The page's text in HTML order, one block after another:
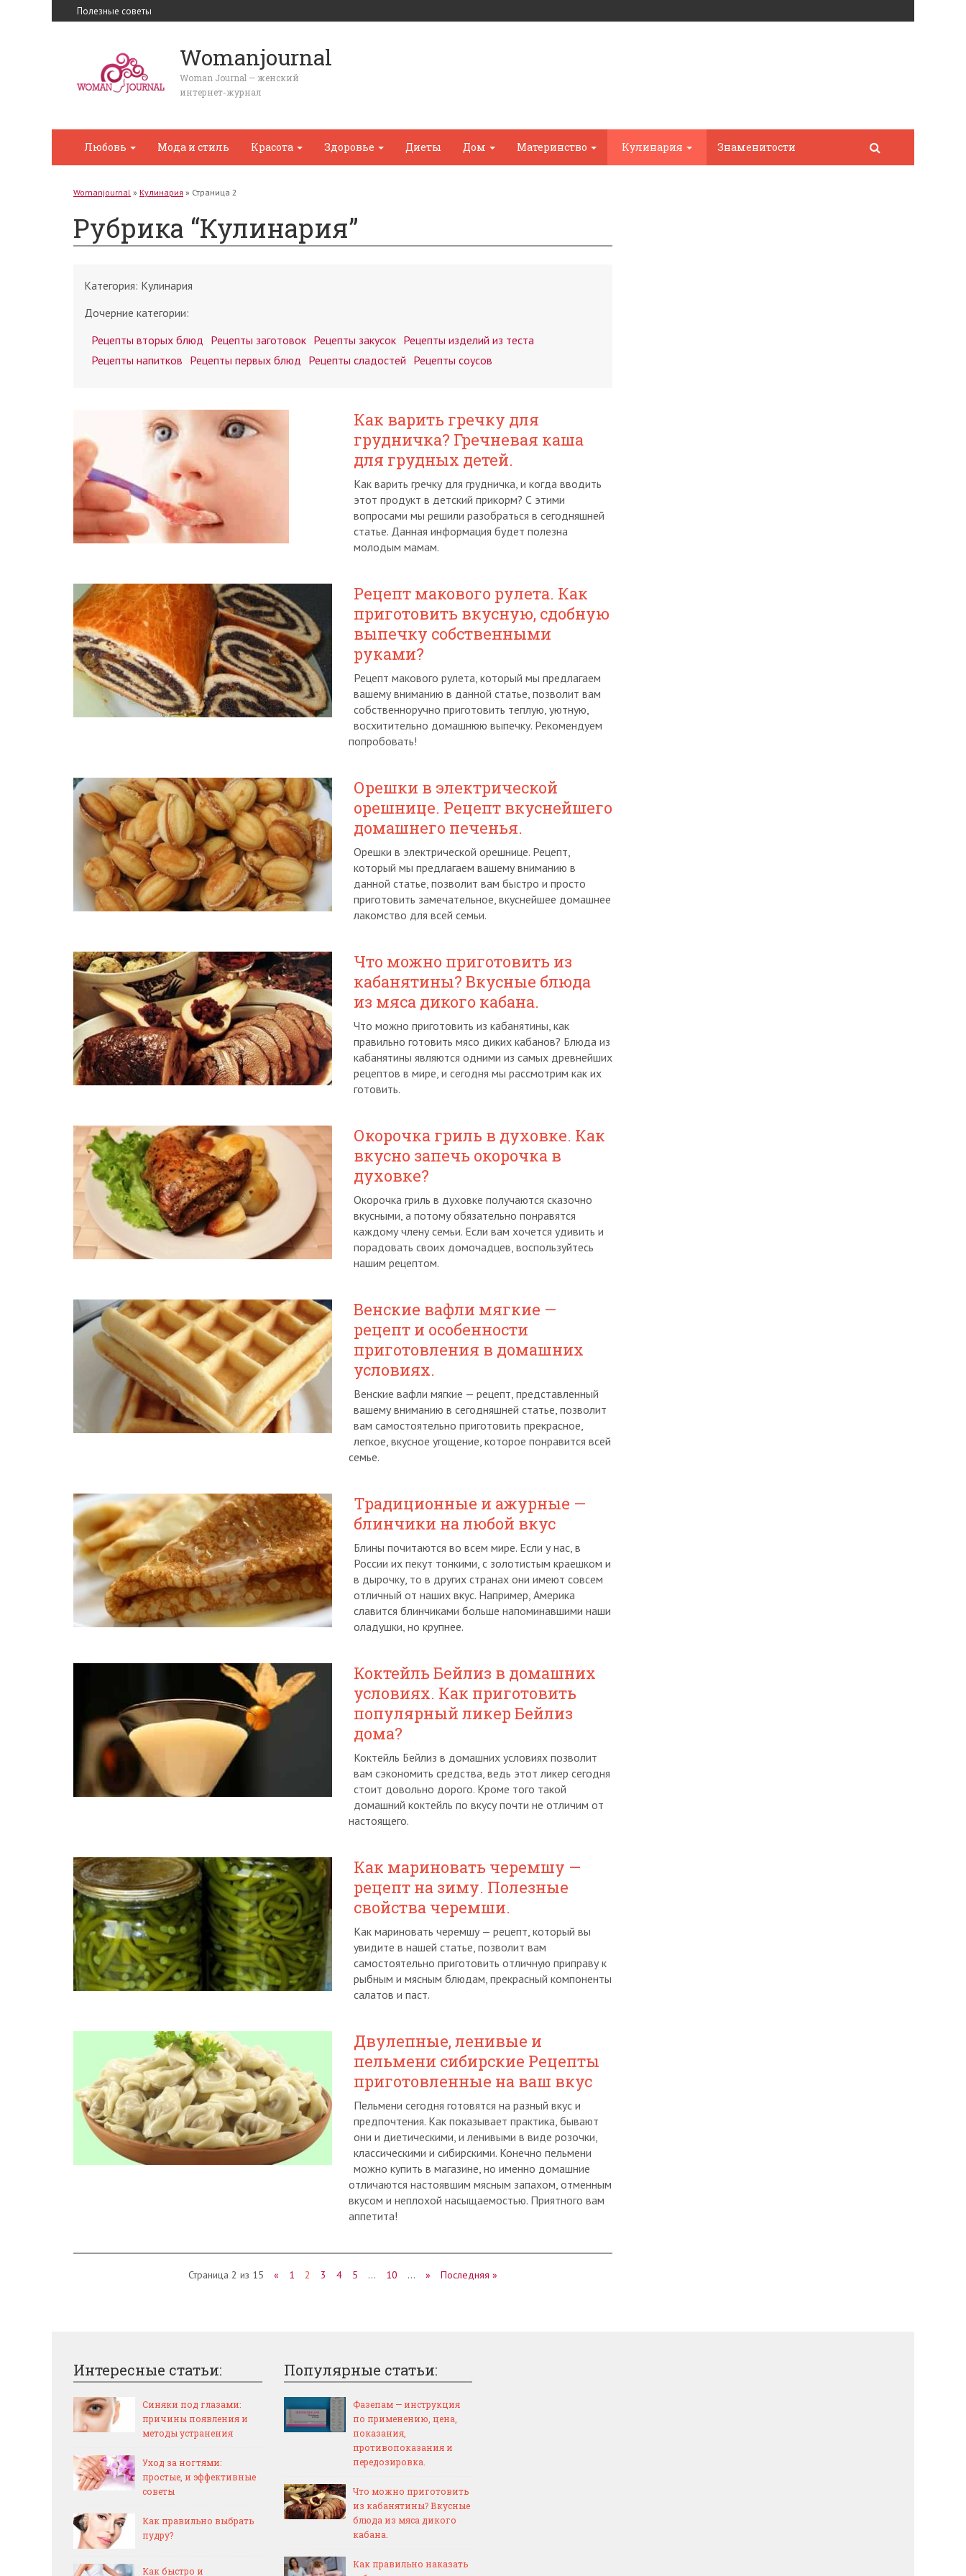
Полезные советы
Womanjournal
Woman Journal — женский
интернет-журнал
Любовь Мода и стиль Красота Здоровье Диеты Дом Материнство Кулинария Знаменитости
Womanjournal » Кулинария » Страница 2
Рубрика “Кулинария”
Категория: Кулинария
Дочерние категории:
Рецепты вторых блюд Рецепты заготовок Рецепты закусок Рецепты изделий из теста
Рецепты напитков Рецепты первых блюд Рецепты сладостей Рецепты соусов
Как варить гречку для
грудничка? Гречневая каша
для грудных детей.
Как варить гречку для грудничка, и когда вводить
этот продукт в детский прикорм? С этими
вопросами мы решили разобраться в сегодняшней
статье. Данная информация будет полезна
молодым мамам.
Рецепт макового рулета. Как
приготовить вкусную, сдобную
выпечку собственными
руками?
Рецепт макового рулета, который мы предлагаем
вашему вниманию в данной статье, позволит вам
собственноручно приготовить теплую, уютную,
восхитительно домашнюю выпечку. Рекомендуем
попробовать!
Орешки в электрической
орешнице. Рецепт вкуснейшего
домашнего печенья.
Орешки в электрической орешнице. Рецепт,
который мы предлагаем вашему вниманию в
данной статье, позволит вам быстро и просто
приготовить замечательное, вкуснейшее домашнее
лакомство для всей семьи.
Что можно приготовить из
кабанятины? Вкусные блюда
из мяса дикого кабана.
Что можно приготовить из кабанятины, как
правильно готовить мясо диких кабанов? Блюда из
кабанятины являются одними из самых древнейших
рецептов в мире, и сегодня мы рассмотрим как их
готовить.
Окорочка гриль в духовке. Как
вкусно запечь окорочка в
духовке?
Окорочка гриль в духовке получаются сказочно
вкусными, а потому обязательно понравятся
каждому члену семьи. Если вам хочется удивить и
порадовать своих домочадцев, воспользуйтесь
нашим рецептом.
Венские вафли мягкие —
рецепт и особенности
приготовления в домашних
условиях.
Венские вафли мягкие — рецепт, представленный
вашему вниманию в сегодняшней статье, позволит
вам самостоятельно приготовить прекрасное,
легкое, вкусное угощение, которое понравится всей
семье.
Традиционные и ажурные —
блинчики на любой вкус
Блины почитаются во всем мире. Если у нас, в
России их пекут тонкими, с золотистым краешком и
в дырочку, то в других странах они имеют совсем
отличный от наших вкус. Например, Америка
славится блинчиками больше напоминавшими наши
оладушки, но крупнее.
Коктейль Бейлиз в домашних
условиях. Как приготовить
популярный ликер Бейлиз
дома?
Коктейль Бейлиз в домашних условиях позволит
вам сэкономить средства, ведь этот ликер сегодня
стоит довольно дорого. Кроме того такой
домашний коктейль по вкусу почти не отличим от
настоящего.
Как мариновать черемшу —
рецепт на зиму. Полезные
свойства черемши.
Как мариновать черемшу — рецепт, который вы
увидите в нашей статье, позволит вам
самостоятельно приготовить отличную приправу к
рыбным и мясным блюдам, прекрасный компоненты
салатов и паст.
Двулепные, ленивые и
пельмени сибирские Рецепты
приготовленные на ваш вкус
Пельмени сегодня готовятся на разный вкус и
предпочтения. Как показывает практика, бывают
они и диетическими, и ленивыми в виде розочки,
классическими и сибирскими. Конечно пельмени
можно купить в магазине, но именно домашние
отличаются настоявшим мясным запахом, отменным
вкусом и неплохой насыщаемостью. Приятного вам
аппетита!
Страница 2 из 15 « 1 2 3 4 5 … 10 … » Последняя »
Интересные статьи:
Синяки под глазами:
причины появления и
методы устранения
Уход за ногтями:
простые, и эффективные
советы
Как правильно выбрать
пудру?
Как быстро и
Популярные статьи:
Фазепам — инструкция
по применению, цена,
показания,
противопоказания и
передозировка.
Что можно приготовить
из кабанятины? Вкусные
блюда из мяса дикого
кабана.
Как правильно наказать